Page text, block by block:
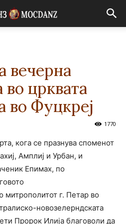
вечерна
црквата
во Фуцкреј
1770
кога се празнува споменот
Амплиј и Урбан, и
Епимах, по
митрополитот г. Петар во
новозелерндската
Пророк Илија благоволи да